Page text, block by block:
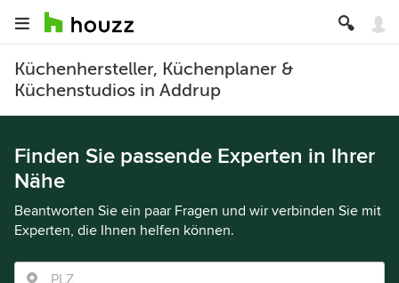
Küchenhersteller, Küchenplaner &
Küchenstudios in Addrup
Finden Sie passende Experten in Ihrer
Nähe
Beantworten Sie ein paar Fragen und wir verbinden Sie mit
Experten, die Ihnen helfen können.